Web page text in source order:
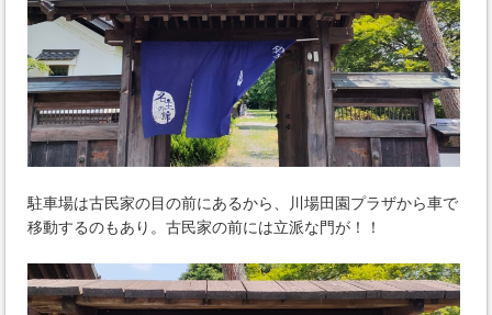
駐車場は古民家の目の前にあるから、川場田園プラザから車で
移動するのもあり。古民家の前には立派な門が！！